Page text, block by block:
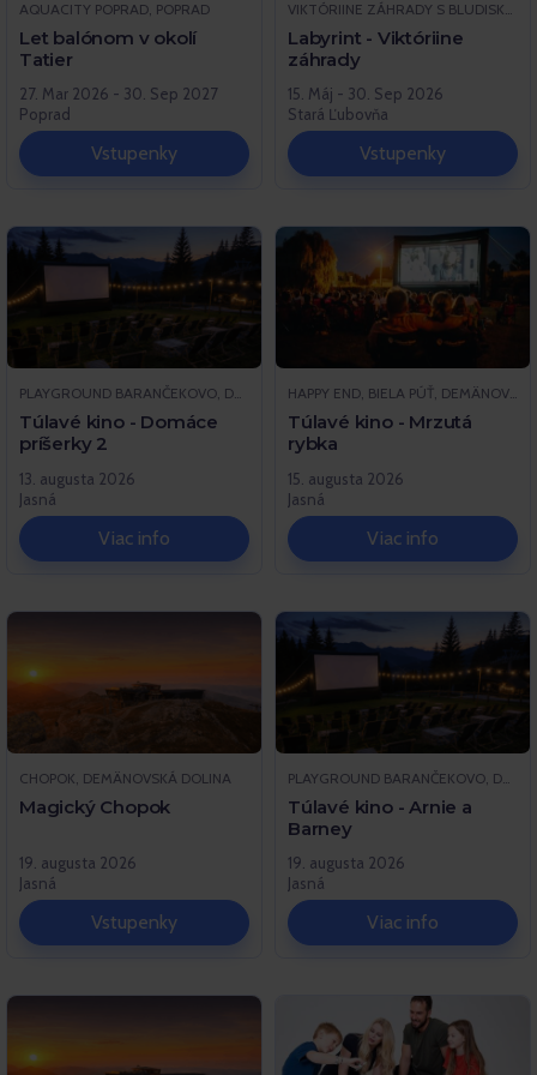
AQUACITY POPRAD, POPRAD
Let balónom v okolí
Tatier
27. Mar 2026 - 30. Sep 2027
Poprad
Vstupenky
VIKTÓRIINE ZÁHRADY S BLUDISKOM ČERTOVA SKALA, STARÁ ĽUBOVŇA
Labyrint - Viktóriine
záhrady
15. Máj - 30. Sep 2026
Stará Ľubovňa
Vstupenky
PLAYGROUND BARANČEKOVO, DEMÄNOVSKÁ DOLINA
Túlavé kino - Domáce
príšerky 2
13. augusta 2026
Jasná
Viac info
HAPPY END, BIELA PÚŤ, DEMÄNOVSKÁ DOLINA
Túlavé kino - Mrzutá
rybka
15. augusta 2026
Jasná
Viac info
CHOPOK, DEMÄNOVSKÁ DOLINA
Magický Chopok
19. augusta 2026
Jasná
Vstupenky
Túlavé kino - Arnie a
Barney
19. augusta 2026
Jasná
Viac info